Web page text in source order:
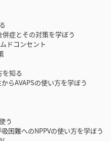
症とその対策を学ぼう
ドコンセント
知る
らAVAPSの使い方を学ぼう
う
困難へのNPPVの使い方を学ぼう